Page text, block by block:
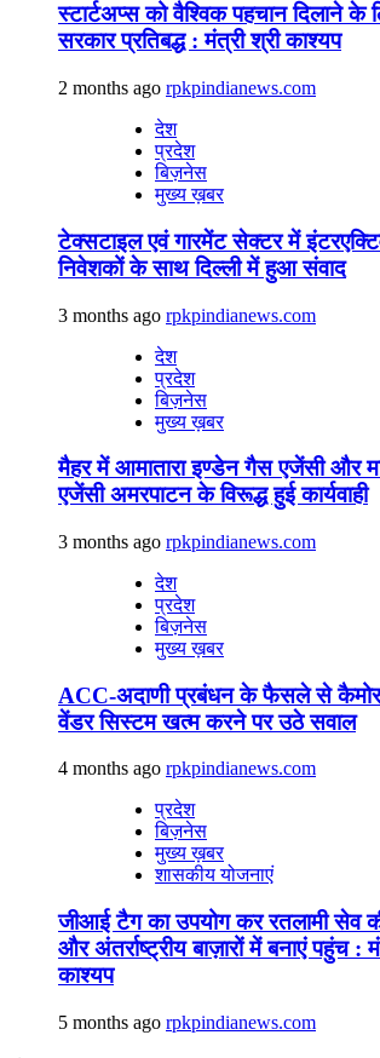
स्टार्टअप्स को वैश्विक पहचान दिलाने के
सरकार प्रतिबद्ध : मंत्री श्री काश्यप
2 months ago rpkpindianews.com
देश
प्रदेश
बिज़नेस
मुख्य ख़बर
टेक्सटाइल एवं गारमेंट सेक्टर में
निवेशकों के साथ दिल्ली में हुआ संवाद
3 months ago rpkpindianews.com
देश
प्रदेश
बिज़नेस
मुख्य ख़बर
मैहर में आमातारा इण्डेन गैस एजेंसी और
एजेंसी अमरपाटन के विरूद्ध हुई कार्यवाही
3 months ago rpkpindianews.com
देश
प्रदेश
बिज़नेस
मुख्य ख़बर
ACC-अदाणी प्रबंधन के फैसले से
वेंडर सिस्टम खत्म करने पर उठे सवाल
4 months ago rpkpindianews.com
प्रदेश
बिज़नेस
मुख्य ख़बर
शासकीय योजनाएं
जीआई टैग का उपयोग कर रतलामी सेव की
और अंतर्राष्ट्रीय बाज़ारों में बनाएं पहुंच :
काश्यप
5 months ago rpkpindianews.com